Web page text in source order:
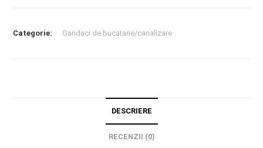
Categorie: Gandaci de bucatarie/canalizare
DESCRIERE
RECENZII (0)